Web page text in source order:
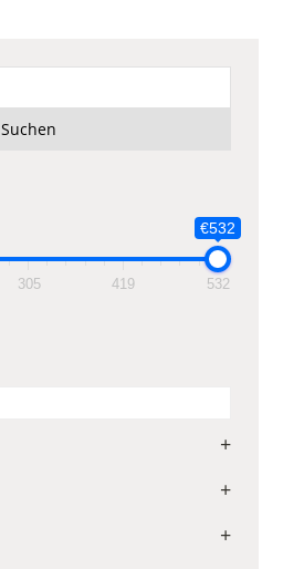
Suchen
€532
305 419 532
+
+
+